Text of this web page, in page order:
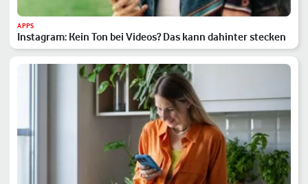
APPS
Instagram: Kein Ton bei Videos? Das kann dahinter stecken